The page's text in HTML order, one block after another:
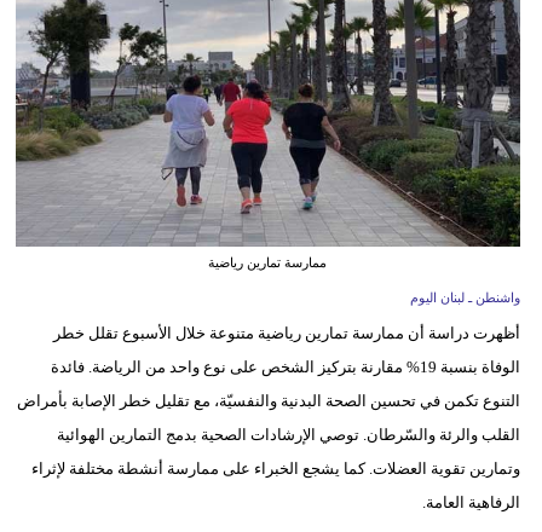
وسفر
ديكور
أخبار
تعليم
أزياء
إسلامية
علوم
وتكنولوجيا
ممارسة تمارين رياضية
واشنطن ـ لبنان اليوم
أظهرت دراسة أن ممارسة تمارين رياضية متنوعة خلال الأسبوع تقلل خطر
الوفاة بنسبة 19% مقارنة بتركيز الشخص على نوع واحد من الرياضة. فائدة
التنوع تكمن في تحسين الصحة البدنية والنفسيّة، مع تقليل خطر الإصابة بأمراض
القلب والرئة والسّرطان. توصي الإرشادات الصحية بدمج التمارين الهوائية
وتمارين تقوية العضلات. كما يشجع الخبراء على ممارسة أنشطة مختلفة لإثراء
الرفاهية العامة.